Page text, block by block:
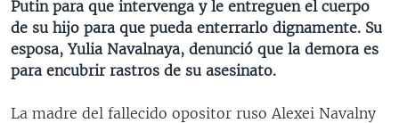
FORO [RADIO]
DEPORTIVO INTERNACIONAL
NOTA ECONÓMICA
ENTRETENIMIENTO
Idiomas
Putin para que intervenga y le entreguen el cuerpo
de su hijo para que pueda enterrarlo dignamente. Su
esposa, Yulia Navalnaya, denunció que la demora es
para encubrir rastros de su asesinato.
La madre del fallecido opositor ruso Alexei Navalny